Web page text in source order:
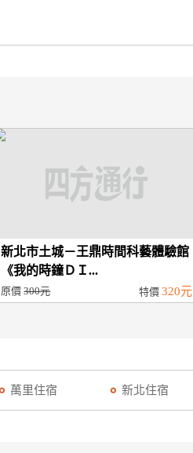
新北市土城－王鼎時間科藝體驗館
《我的時鐘ＤＩ...
原價300元 特價320元
萬里住宿 新北住宿